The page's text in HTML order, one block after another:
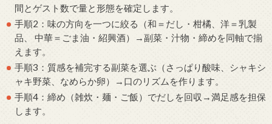
間とゲスト数で量と形態を確定します。
手順2：味の方向を一つに絞る（和＝だし・柑橘、洋＝乳製
品、 中華＝ごま油・紹興酒）→副菜・汁物・締めを同軸で揃
えます。
手順3：質感を補完する副菜を選ぶ（さっぱり酸味、シャキシ
ャキ野菜、なめらか卵）→口のリズムを作ります。
手順4：締め（雑炊・麺・ご飯）でだしを回収→満足感を担保
します。